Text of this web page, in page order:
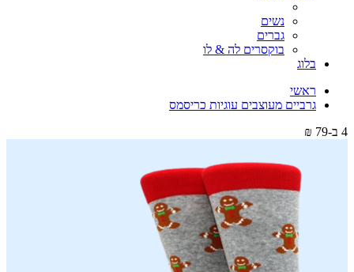
נשים
גברים
בוקסרים לה & לו
בלוג
ראשי
גרביים מעוצבים עוגיות כריסמס
4 ב-79 ₪